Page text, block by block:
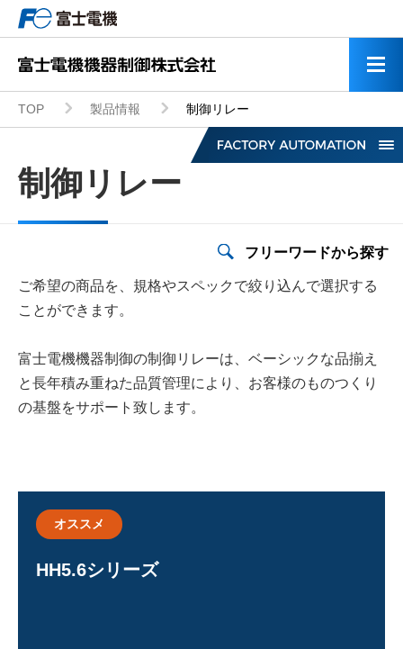
モータ・応用機器
ミニUPS
スイッチング電源
プログラマブルコントローラ(PLC)
プログラマブル表示器
TOP 製品情報 制御リレー
制御リレー
フリーワードから探す
ご希望の商品を、規格やスペックで絞り込んで選択する
ことができます。
富士電機機器制御の制御リレーは、ベーシックな品揃え
と長年積み重ねた品質管理により、お客様のものつくり
の基盤をサポート致します。
オススメ
HH5.6シリーズ